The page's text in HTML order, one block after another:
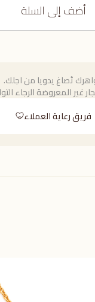
أضف إلى السلة
تُصاغ يدويا من اجلك.
غير المعروضة الرجاء
فريق رعاية العملاء